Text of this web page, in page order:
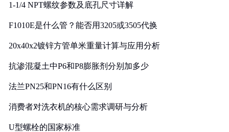
1-1/4 NPT螺纹参数及底孔尺寸详解
F1010E是什么管？能否用3205或3505代换
20x40x2镀锌方管单米重量计算与应用分析
抗渗混凝土中P6和P8膨胀剂分别加多少
法兰PN25和PN16有什么区别
消费者对洗衣机的核心需求调研与分析
U型螺栓的国家标准